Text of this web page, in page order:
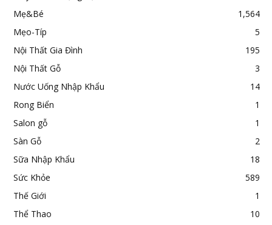
Mẹ&Bé
1,564
Mẹo-Típ
5
Nội Thất Gia Đình
195
Nội Thất Gỗ
3
Nước Uống Nhập Khẩu
14
Rong Biển
1
Salon gỗ
1
Sàn Gỗ
2
Sữa Nhập Khẩu
18
Sức Khỏe
589
Thế Giới
1
Thể Thao
10